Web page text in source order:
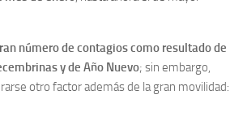
número de contagios como resultado de
y de Año Nuevo; sin embargo,
otro factor además de la gran movilidad: